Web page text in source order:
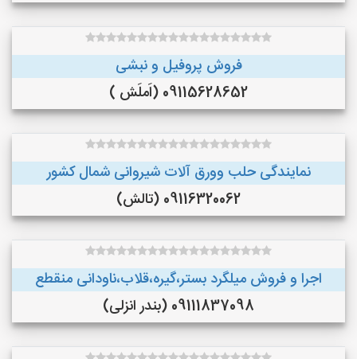
فروش پروفیل و نبشی
09115628652 (اَملَش )
نمایندگی حلب وورق آلات شیروانی شمال کشور
09116320062 (تالش)
اجرا و فروش میلگرد بستر،گیره،قلاب،ناودانی منقطع
09111837098 (بندر انزلی)